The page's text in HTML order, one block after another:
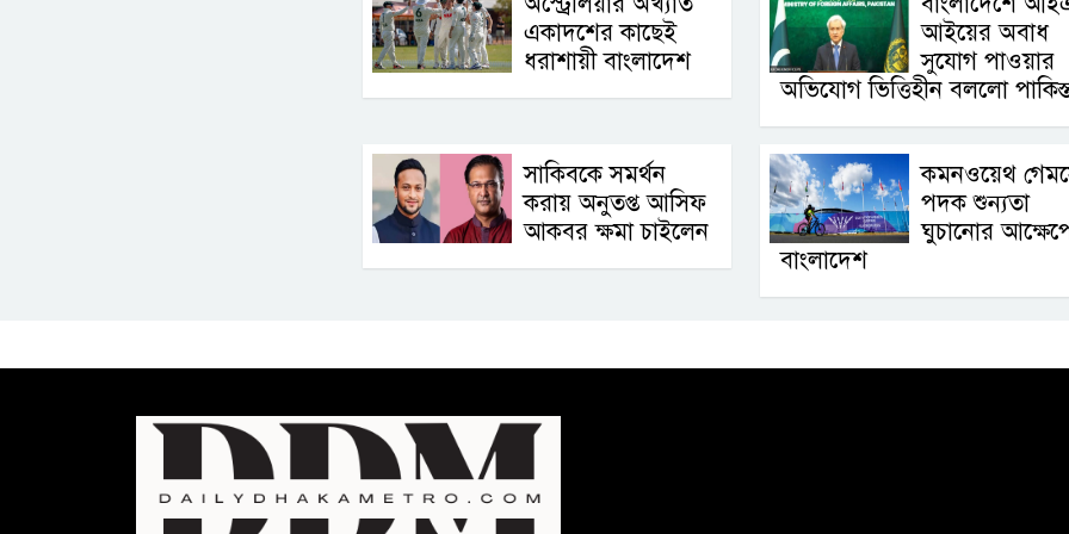
একাদশের কাছেই
ধরাশায়ী বাংলাদেশ
আইয়ের অবাধ
সুযোগ পাওয়ার
অভিযোগ ভিত্তিহীন বললো
সাকিবকে সমর্থন
করায় অনুতপ্ত আসিফ
আকবর ক্ষমা চাইলেন
কমনওয়েথ
পদক শুন্যতা
ঘুচানোর
বাংলাদেশ